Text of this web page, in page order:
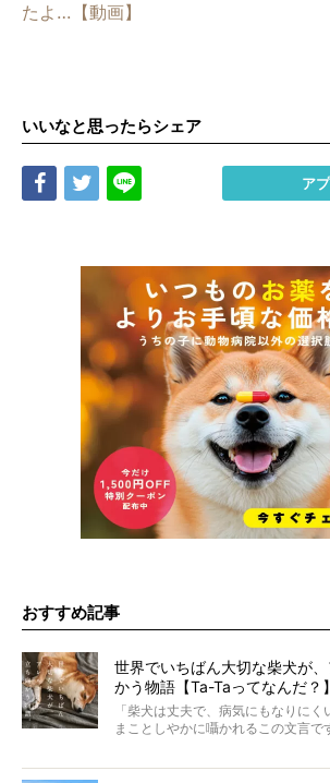
たよ…【動画】
いいなと思ったらシェア
Share Tweet ア
おすすめ記事
世界でいちばん大切な柴犬が
かう物語【Ta-Taってなんだ？】
「柴犬は丈夫で、病気にもなりにく
まことしやかに囁かれるこの文言で
もちろん、犬種としての完成度が